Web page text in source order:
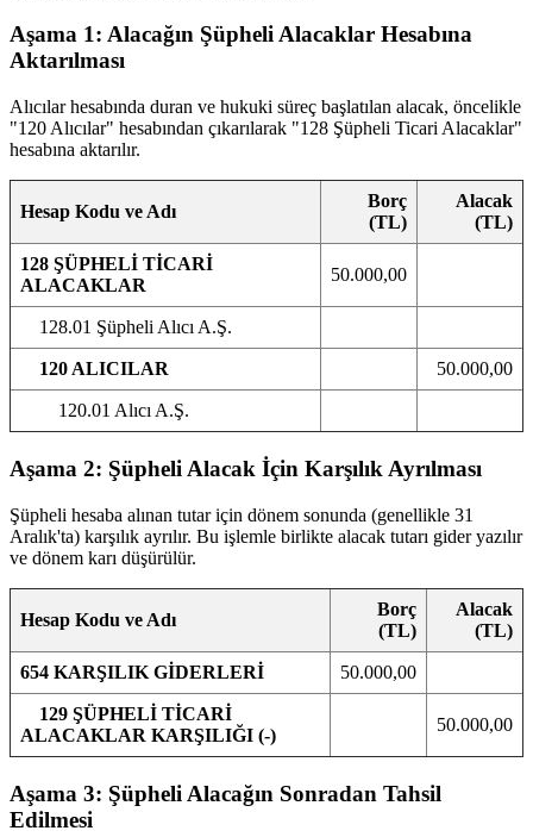
Aşama 1: Alacağın Şüpheli Alacaklar Hesabına
Aktarılması
Alıcılar hesabında duran ve hukuki süreç başlatılan alacak, öncelikle
"120 Alıcılar" hesabından çıkarılarak "128 Şüpheli Ticari Alacaklar"
hesabına aktarılır.
Hesap Kodu ve Adı
Borç
(TL)
Alacak
(TL)
128 ŞÜPHELİ TİCARİ
ALACAKLAR
50.000,00
128.01 Şüpheli Alıcı A.Ş.
120 ALICILAR 50.000,00
120.01 Alıcı A.Ş.
Aşama 2: Şüpheli Alacak İçin Karşılık Ayrılması
Şüpheli hesaba alınan tutar için dönem sonunda (genellikle 31
Aralık'ta) karşılık ayrılır. Bu işlemle birlikte alacak tutarı gider yazılır
ve dönem karı düşürülür.
Hesap Kodu ve Adı
Borç
(TL)
Alacak
(TL)
654 KARŞILIK GİDERLERİ 50.000,00
129 ŞÜPHELİ TİCARİ
ALACAKLAR KARŞILIĞI (-)
50.000,00
Aşama 3: Şüpheli Alacağın Sonradan Tahsil
Edilmesi